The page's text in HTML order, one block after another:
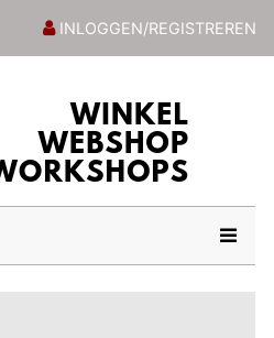
INLOGGEN/REGISTREREN